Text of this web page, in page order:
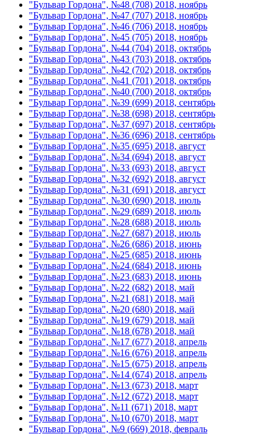
"Бульвар Гордона", №48 (708) 2018, ноябрь
"Бульвар Гордона", №47 (707) 2018, ноябрь
"Бульвар Гордона", №46 (706) 2018, ноябрь
"Бульвар Гордона", №45 (705) 2018, ноябрь
"Бульвар Гордона", №44 (704) 2018, октябрь
"Бульвар Гордона", №43 (703) 2018, октябрь
"Бульвар Гордона", №42 (702) 2018, октябрь
"Бульвар Гордона", №41 (701) 2018, октябрь
"Бульвар Гордона", №40 (700) 2018, октябрь
"Бульвар Гордона", №39 (699) 2018, сентябрь
"Бульвар Гордона", №38 (698) 2018, сентябрь
"Бульвар Гордона", №37 (697) 2018, сентябрь
"Бульвар Гордона", №36 (696) 2018, сентябрь
"Бульвар Гордона", №35 (695) 2018, август
"Бульвар Гордона", №34 (694) 2018, август
"Бульвар Гордона", №33 (693) 2018, август
"Бульвар Гордона", №32 (692) 2018, август
"Бульвар Гордона", №31 (691) 2018, август
"Бульвар Гордона", №30 (690) 2018, июль
"Бульвар Гордона", №29 (689) 2018, июль
"Бульвар Гордона", №28 (688) 2018, июль
"Бульвар Гордона", №27 (687) 2018, июль
"Бульвар Гордона", №26 (686) 2018, июнь
"Бульвар Гордона", №25 (685) 2018, июнь
"Бульвар Гордона", №24 (684) 2018, июнь
"Бульвар Гордона", №23 (683) 2018, июнь
"Бульвар Гордона", №22 (682) 2018, май
"Бульвар Гордона", №21 (681) 2018, май
"Бульвар Гордона", №20 (680) 2018, май
"Бульвар Гордона", №19 (679) 2018, май
"Бульвар Гордона", №18 (678) 2018, май
"Бульвар Гордона", №17 (677) 2018, апрель
"Бульвар Гордона", №16 (676) 2018, апрель
"Бульвар Гордона", №15 (675) 2018, апрель
"Бульвар Гордона", №14 (674) 2018, апрель
"Бульвар Гордона", №13 (673) 2018, март
"Бульвар Гордона", №12 (672) 2018, март
"Бульвар Гордона", №11 (671) 2018, март
"Бульвар Гордона", №10 (670) 2018, март
"Бульвар Гордона", №9 (669) 2018, февраль